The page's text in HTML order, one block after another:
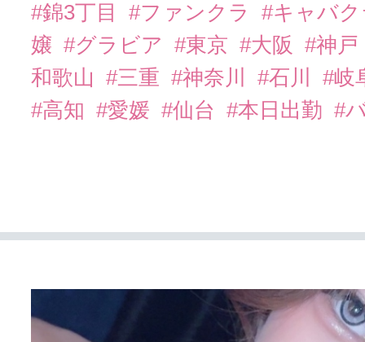
#錦3丁目
#ファンクラ
#キャバ
嬢 #グラビア #東京 #大阪
#神戸
和歌山
#三重 #神奈川 #石川
#岐
#高知 #愛媛 #仙台 #本日出勤 #